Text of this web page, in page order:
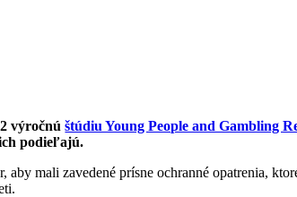
výročnúštúdiu Young People and Gambling
podieľajú.
mali zavedené prísne ochranné opatrenia,